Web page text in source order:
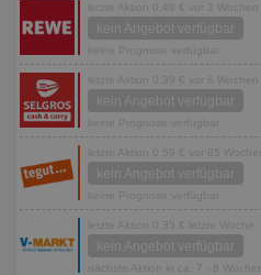
letzte Aktion 0,49 € vor 3 Wochen
kein Angebot verfügbar
keine Prognose verfügbar
letzte Aktion 0,39 € vor 6 Wochen
kein Angebot verfügbar
keine Prognose verfügbar
letzte Aktion 0,59 € vor 85 Wochen
kein Angebot verfügbar
keine Prognose verfügbar
letzte Aktion 0,35 € letzte Woche
kein Angebot verfügbar
nächste Aktion in ca. 7 - 8 Wochen